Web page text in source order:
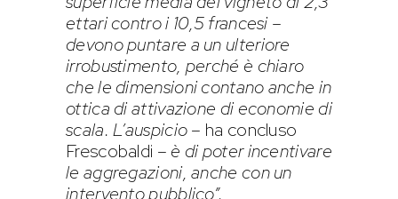
ettari contro i 10,5 francesi –
devono puntare a un ulteriore
irrobustimento, perché è chiaro
che le dimensioni contano anche in
ottica di attivazione di economie di
scala. L’auspicio– ha concluso
Frescobaldi –è di poter incentivare
le aggregazioni, anche con un
intervento pubblico”.